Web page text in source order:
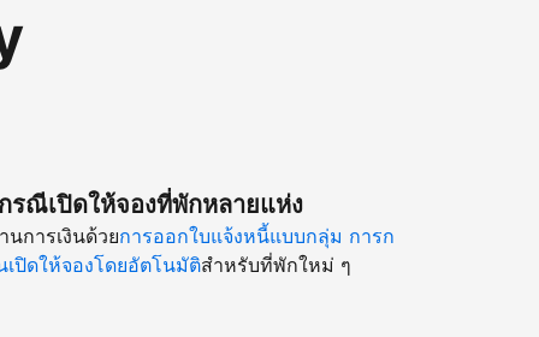
รณีเปิดให้จองที่พักหลายแห่ง
นการเงินด้วยการออกใบแจ้งหนี้แบบกลุ่ม การก
เปิดให้จองโดยอัตโนมัติสำหรับที่พักใหม่ ๆ